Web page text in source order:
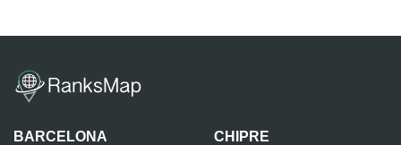
BARCELONA CHIPRE